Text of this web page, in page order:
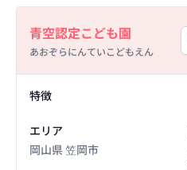
青空認定こども園
あおぞらにんていこどもえん
特徴
エリア
岡山県 笠岡市